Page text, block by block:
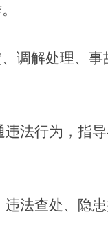
调解处理、
法行为，指
法查处、隐